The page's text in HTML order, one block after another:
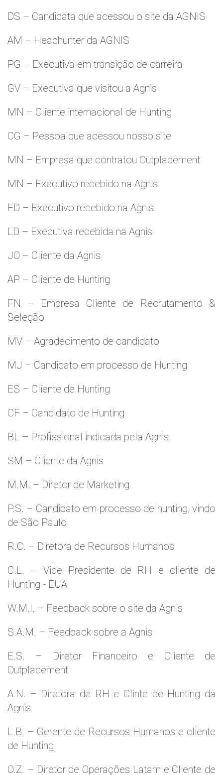
DS – Candidata que acessou o site da AGNIS
AM – Headhunter da AGNIS
PG – Executiva em transição de carreira
GV – Executiva que visitou a Agnis
MN – Cliente internacional de Hunting
CG – Pessoa que acessou nosso site
MN – Empresa que contratou Outplacement
MN – Executivo recebido na Agnis
FD – Executivo recebido na Agnis
LD – Executiva recebida na Agnis
JO – Cliente da Agnis
AP – Cliente de Hunting
FN – Empresa Cliente de Recrutamento &
Seleção
MV – Agradecimento de candidato
MJ – Candidato em processo de Hunting
ES – Cliente de Hunting
CF – Candidato de Hunting
BL – Profissional indicada pela Agnis
SM – Cliente da Agnis
M.M. – Diretor de Marketing
P.S. – Candidato em processo de hunting, vindo
de São Paulo
R.C. – Diretora de Recursos Humanos
C.L. – Vice Presidente de RH e cliente de
Hunting - EUA
W.M.l. – Feedback sobre o site da Agnis
S.A.M. – Feedback sobre a Agnis
E.S. – Diretor Financeiro e Cliente de
Outplacement
A.N. – Diretora de RH e Clinte de Hunting da
Agnis
L.B. – Gerente de Recursos Humanos e cliente
de Hunting
O.Z. – Diretor de Operações Latam e Cliente de